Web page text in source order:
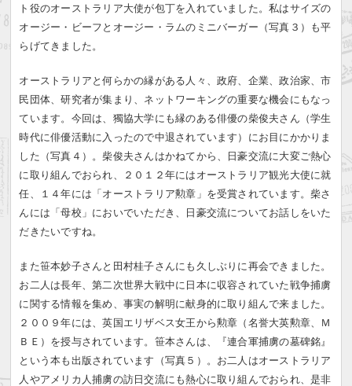
ト役のオーストラリア大使が包丁を入れていました。私はサイズの
オージー・ビーフとオージー・ラムのミニバーガー（写真３）も平
らげてきました。
オーストラリアと何らかの縁がある人々、政府、企業、政治家、市
民団体、研究者が集まり、ネットワーキングの重要な機会にもなっ
ています。今回は、獨協大学にも縁のある俳優の柴俊夫さん（学生
時代に俳優活動に入ったので中退されています）にお目にかかりま
した（写真４）。柴俊夫さんはかねてから、日豪交流に大変ご熱心
に取り組んでおられ、２０１２年にはオーストラリア観光大使に就
任、１４年には「オーストラリア勲章」を受賞されています。柴さ
んには「母校」においでいただき、日豪交流についてお話しをいた
だきたいですね。
また笹本妙子さんと田村桂子さんにも久しぶりに再会できました。
お二人は長年、第二次世界大戦中に日本に収容されていた戦争捕虜
に関する情報を集め、事実の解明に献身的に取り組んで来ました。
２００９年には、英国エリザベス女王から勲章（名誉大英勲章、Ｍ
ＢＥ）を授与されています。笹本さんは、『連合軍捕虜の墓碑銘』
という本も出版されています（写真５）。お二人はオーストラリア
人やアメリカ人捕虜の訪日交流にも熱心に取り組んでおられ、是非